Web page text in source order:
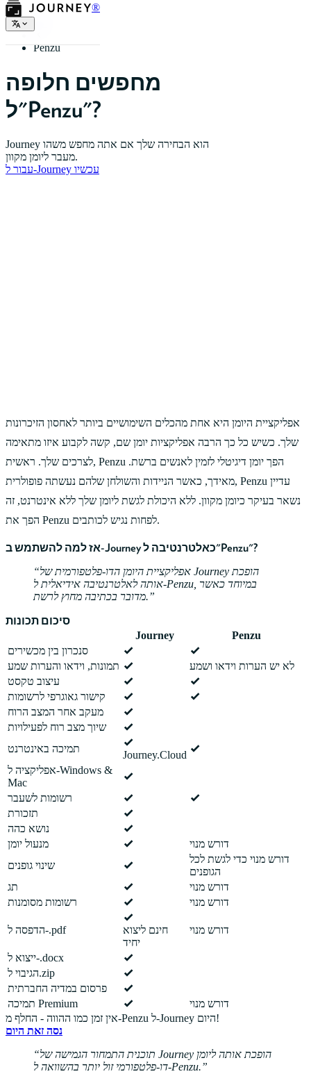
®
בית
Penzu
מחפשים חלופה
ל"Penzu"?
Journey הוא הבחירה שלך אם אתה מחפש משהו
מעבר ליומן מקוון.
עבור ל-Journey עכשיו
אפליקציית היומן היא אחת מהכלים השימושיים ביותר לאחסון הזיכרונות
שלך. כשיש כל כך הרבה אפליקציות יומן שם, קשה לקבוע איזו מתאימה
לצרכים שלך. ראשית, Penzu הפך יומן דיגיטלי לזמין לאנשים ברשת.
מאידך, כאשר הניידות והשולחן שלהם נעשתה פופולרית, Penzu עדיין
נשאר בעיקר כיומן מקוון. ללא היכולת לגשת ליומן שלך ללא אינטרנט, זה
הפך את Penzu לפחות נגיש לכותבים.
אז למה להשתמש ב-Journey כאלטרנטיבה ל"Penzu"?
אפליקציית היומן הדו-פלטפורמית של Journey הופכת
אותה לאלטרנטיבה אידיאלית ל-Penzu, במיוחד כאשר
מדובר בכתיבה מחוץ לרשת.
סיכום תכונות
Journey
Penzu
סנכרון בין מכשירים
תמונות, וידאו והערות שמע
לא יש הערות וידאו ושמע
עיצוב טקסט
קישור גאוגרפי לרשומות
מעקב אחר המצב הרוח
שיוך מצב רוח לפעילויות
תמיכה באינטרנט
Journey.Cloud
אפליקציה ל-Windows &
Mac
רשומות לשעבר
תזכורת
נושא כהה
מנעול יומן
דורש מנוי
שינוי גופנים
דורש מנוי כדי לגשת לכל
הגופנים
תג
דורש מנוי
רשומות מסומנות
דורש מנוי
הדפסה ל-.pdf
חינם ליצוא
יחיד
דורש מנוי
ייצוא ל-.docx
הגיבוי ל.zip
פרסום במדיה החברתית
תמיכה Premium
דורש מנוי
אין זמן כמו ההווה - החלף מ-Penzu ל-Journey היום!
נסה זאת היום
תוכנית התמחור הגמישה של Journey הופכת אותה ליומן
דו-פלטפורמי זול יותר בהשוואה ל-Penzu.